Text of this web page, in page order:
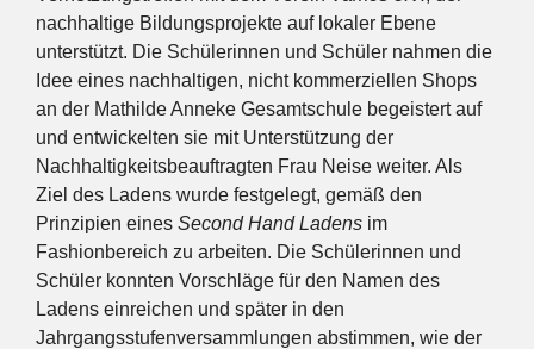
nachhaltige Bildungsprojekte auf lokaler Ebene
unterstützt. Die Schülerinnen und Schüler nahmen die
Idee eines nachhaltigen, nicht kommerziellen Shops
an der Mathilde Anneke Gesamtschule begeistert auf
und entwickelten sie mit Unterstützung der
Nachhaltigkeitsbeauftragten Frau Neise weiter. Als
Ziel des Ladens wurde festgelegt, gemäß den
Prinzipien eines Second Hand Ladens im
Fashionbereich zu arbeiten. Die Schülerinnen und
Schüler konnten Vorschläge für den Namen des
Ladens einreichen und später in den
Jahrgangsstufenversammlungen abstimmen, wie der